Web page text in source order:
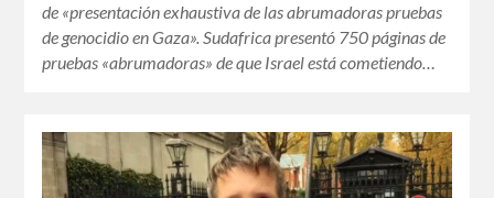
de «presentación exhaustiva de las abrumadoras pruebas
de genocidio en Gaza». Sudafrica presentó 750 páginas de
pruebas «abrumadoras» de que Israel está cometiendo…